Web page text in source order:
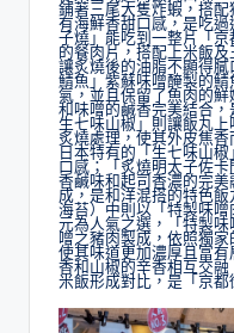
鋪著三尾大隻炸蝦，搭
有海鮮香甜口感，是吃
子燒」能吃到一整片「京
的餐肉片，搭配上米飯
讓炙燒後的油脂不顯得
鯖魚」紫蘇味噌醃製的
氣，並且保留了魚肉的
和味噌的鹹香完美結合
生七味山椒」則讓飯丸
炙燒處理，使其外皮焦
日本特有的「生七味山
口感；「炙燒明太子佐
香鹹味和起司香濃的完
成，是和洋混搭的特色
海苔）中則以「特製味噌
元為人氣之選，「特製
噌之豬肉製成，依照獨
使其味道更加濃厚且富
香和山椒的辛香相互交
米飯形成對比，是「京都